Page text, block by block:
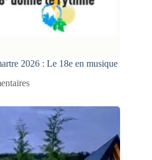
2026 : Le 18e en musique